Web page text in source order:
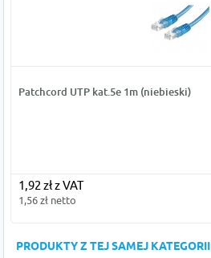
Patchcord UTP kat.5e 1m (niebieski)
1,92 zł z VAT
1,56 zł netto
PRODUKTY Z TEJ SAMEJ KATEGORII